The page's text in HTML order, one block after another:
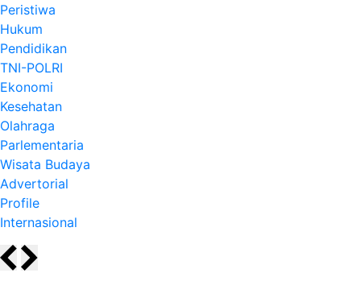
Peristiwa
Hukum
Pendidikan
TNI-POLRI
Ekonomi
Kesehatan
Olahraga
Parlementaria
Wisata Budaya
Advertorial
Profile
Internasional